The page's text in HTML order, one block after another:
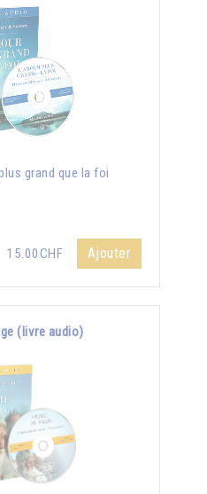
grand que la foi
15.00CHF Ajouter
(livre audio)